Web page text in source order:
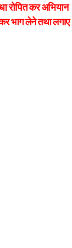
रोपित कर अभियान
भाग लेने तथा लगाए